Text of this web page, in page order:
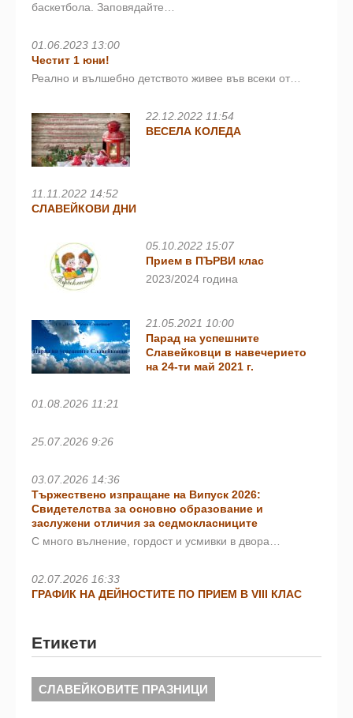
баскетбола. Заповядайте…
01.06.2023 13:00
Честит 1 юни!
Реално и вълшебно детството живее във всеки от…
22.12.2022 11:54
ВЕСЕЛА КОЛЕДА
11.11.2022 14:52
СЛАВЕЙКОВИ ДНИ
05.10.2022 15:07
Прием в ПЪРВИ клас
2023/2024 година
21.05.2021 10:00
Парад на успешните
Славейковци в навечерието
на 24-ти май 2021 г.
01.08.2026 11:21
25.07.2026 9:26
03.07.2026 14:36
Тържествено изпращане на Випуск 2026:
Свидетелства за основно образование и
заслужени отличия за седмокласниците
С много вълнение, гордост и усмивки в двора…
02.07.2026 16:33
ГРАФИК НА ДЕЙНОСТИТЕ ПО ПРИЕМ В VIII КЛАС
Етикети
СЛАВЕЙКОВИТЕ ПРАЗНИЦИ